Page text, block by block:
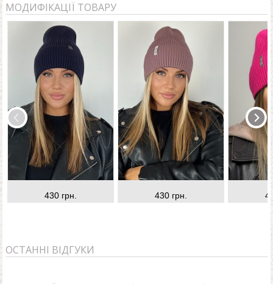
МОДИФІКАЦІЇ ТОВАРУ
430 грн. 430 грн.
ОСТАННІ ВІДГУКИ